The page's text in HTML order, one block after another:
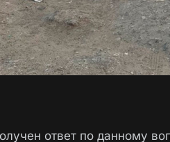
ответ по данному